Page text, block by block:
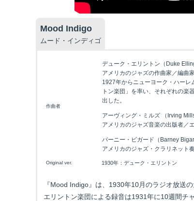
Mood Indigo
ムード・インディゴ
作曲者
デューク・エリントン（Duke
アメリカのジャズの作曲家／編曲
1927年からニューヨーク・ハーレ
トン楽団」を率い、それぞれの楽
出した。
アーヴィング・ミルズ （Irving
アメリカのジャズ音楽の出版者／
バーニー・ビガード（Barney
アメリカのジャズ・クラリネット奏
Original ver. 1930年：デューク・エリントン
『Mood Indigo』は、1930年10月のラジオ放送
エリントン楽団による録音は1931年に10週間チ